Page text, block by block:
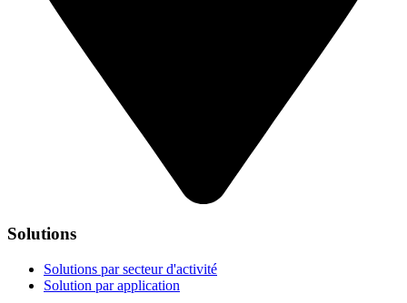
Solutions
Solutions par secteur d'activité
Solution par application